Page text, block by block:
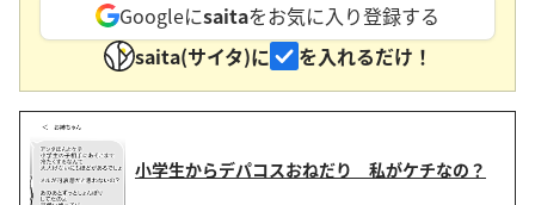
Googleにsaitaをお気に入り登録する
saita(サイタ)に
を入れるだけ！
小学生からデパコスおねだり 私がケチなの？